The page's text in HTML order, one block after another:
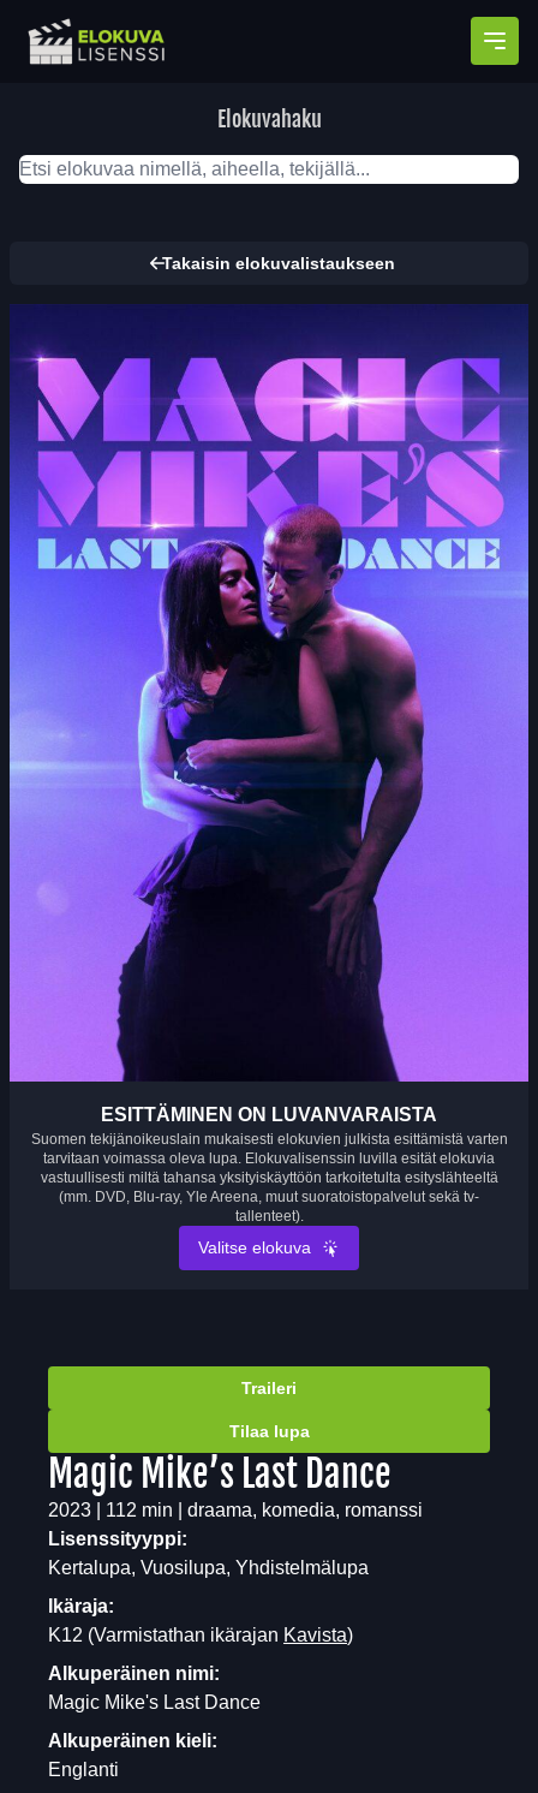
Elokuvahaku
Takaisin elokuvalistaukseen
ESITTÄMINEN ON LUVANVARAISTA
Suomen tekijänoikeuslain mukaisesti elokuvien julkista esittämistä varten
tarvitaan voimassa oleva lupa. Elokuvalisenssin luvilla esität elokuvia
vastuullisesti miltä tahansa yksityiskäyttöön tarkoitetulta esityslähteeltä
(mm. DVD, Blu-ray, Yle Areena, muut suoratoistopalvelut sekä tv-
tallenteet).
Valitse elokuva
Traileri
Tilaa lupa
Magic Mike’s Last Dance
2023 | 112 min | draama, komedia, romanssi
Lisenssityyppi:
Kertalupa, Vuosilupa, Yhdistelmälupa
Ikäraja:
K12 (Varmistathan ikärajan Kavista)
Alkuperäinen nimi:
Magic Mike's Last Dance
Alkuperäinen kieli:
Englanti